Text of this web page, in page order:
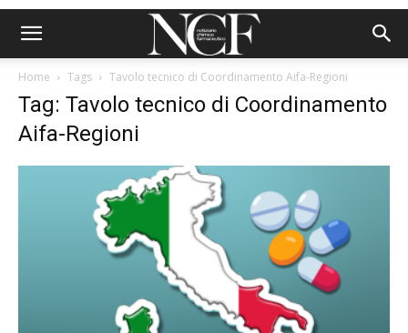
Home Tags Tavolo tecnico di Coordinamento Aifa-Regioni
Tag: Tavolo tecnico di Coordinamento
Aifa-Regioni